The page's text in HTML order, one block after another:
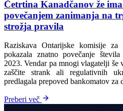
Četrtina Kanadčanov že
povečanjem zanimanja na
strožja pravila
Raziskava Ontarijske komisije
pokazala znatno povečanje
2023. Vendar pa mnogi vlagatelji še
zaščite strank ali regulativnih
predlagala prepoved bankomatov za
Preberi več